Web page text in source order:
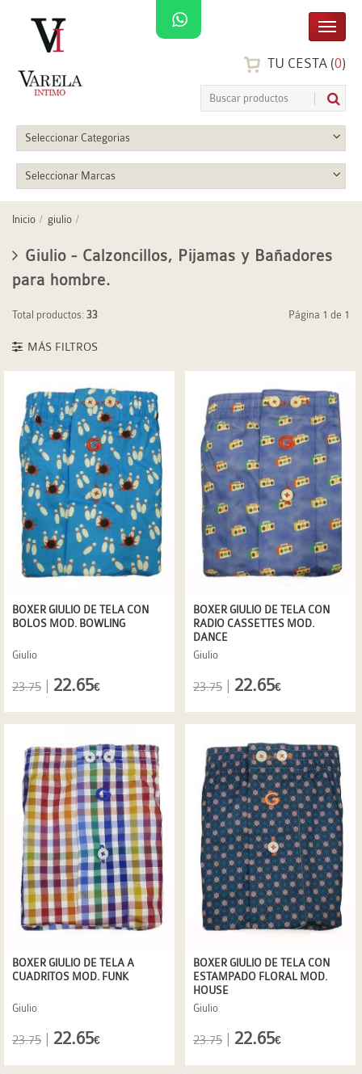
TU CESTA (0)
Seleccionar Categorias
Seleccionar Marcas
Inicio giulio
Giulio - Calzoncillos, Pijamas y Bañadores
para hombre.
Total productos: 33 Página 1 de 1
MÁS FILTROS
BOXER GIULIO DE TELA CON
BOLOS MOD. BOWLING
Giulio
23.75 22.65€
BOXER GIULIO DE TELA CON
RADIO CASSETTES MOD.
DANCE
Giulio
23.75 22.65€
BOXER GIULIO DE TELA A
CUADRITOS MOD. FUNK
Giulio
23.75 22.65€
BOXER GIULIO DE TELA CON
ESTAMPADO FLORAL MOD.
HOUSE
Giulio
23.75 22.65€